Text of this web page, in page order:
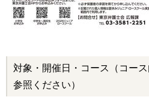
対象・開催日・コース（コー
参照ください）